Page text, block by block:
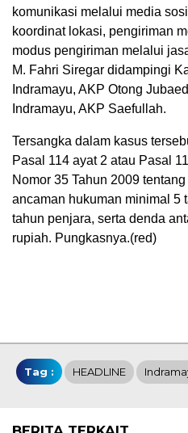
komunikasi melalui media
koordinat lokasi, pengiriman
modus pengiriman melalui
M. Fahri Siregar didampingi
Indramayu, AKP Otong
Indramayu, AKP Saefullah.
Tersangka dalam kasus
Pasal 114 ayat 2 atau Pasal
Nomor 35 Tahun 2009
ancaman hukuman minimal 5
tahun penjara, serta denda
rupiah. Pungkasnya.(red)
Tag : HEADLINE